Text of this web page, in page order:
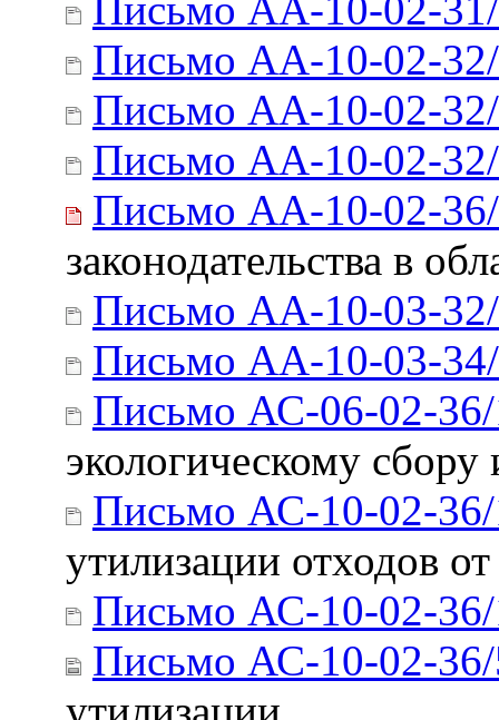
Письмо АА-10-02-
Письмо АА-10-02-
Письмо АА-10-02-
Письмо АА-10-02-
законодательства в
Письмо АА-10-03-
Письмо АА-10-03-
Письмо АС-06-02-
экологическому
Письмо АС-10-02-
утилизации отходов
Письмо АС-10-02-
Письмо АС-10-02-
утилизации